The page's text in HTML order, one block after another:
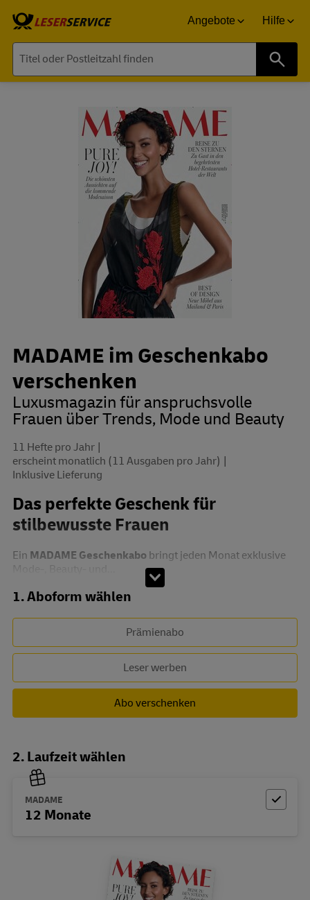
Angebote Hilfe
MADAME im Geschenkabo
verschenken
Luxusmagazin für anspruchsvolle
Frauen über Trends, Mode und Beauty
11 Hefte pro Jahr
erscheint monatlich (11 Ausgaben pro Jahr)
Inklusive Lieferung
Das perfekte Geschenk für
stilbewusste Frauen
Ein MADAME Geschenkabo bringt jeden Monat exklusive
Abo zusammenstellen
1. Aboform wählen
Prämienabo
Leser werben
Abo verschenken
2. Laufzeit wählen
MADAME
12 Monate